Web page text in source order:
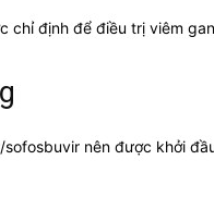
chỉ định để điều trị viêm
nên được khởi